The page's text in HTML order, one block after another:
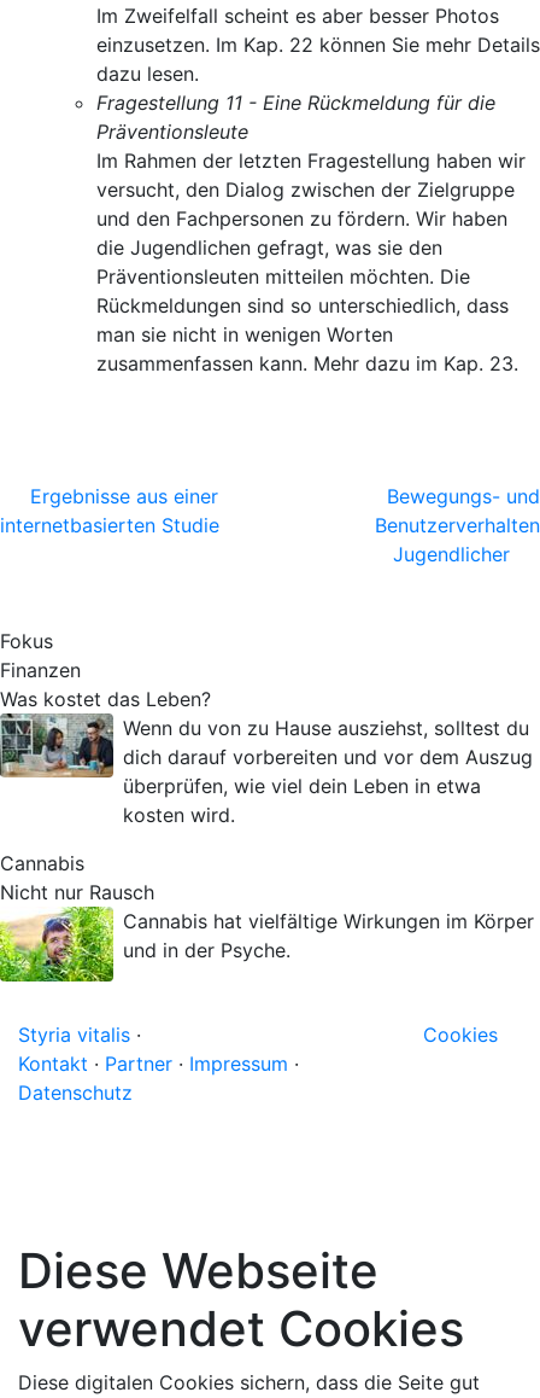
Im Zweifelfall scheint es aber besser Photos
einzusetzen. Im Kap. 22 können Sie mehr Details
dazu lesen.
Fragestellung 11 - Eine Rückmeldung für die
Präventionsleute
Im Rahmen der letzten Fragestellung haben wir
versucht, den Dialog zwischen der Zielgruppe
und den Fachpersonen zu fördern. Wir haben
die Jugendlichen gefragt, was sie den
Präventionsleuten mitteilen möchten. Die
Rückmeldungen sind so unterschiedlich, dass
man sie nicht in wenigen Worten
zusammenfassen kann. Mehr dazu im Kap. 23.
Ergebnisse aus einer
internetbasierten Studie
Bewegungs- und
Benutzerverhalten
Jugendlicher
Fokus
Finanzen
Was kostet das Leben?
Wenn du von zu Hause ausziehst, solltest du
dich darauf vorbereiten und vor dem Auszug
überprüfen, wie viel dein Leben in etwa
kosten wird.
Cannabis
Nicht nur Rausch
Cannabis hat vielfältige Wirkungen im Körper
und in der Psyche.
Styria vitalis ·
Kontakt · Partner · Impressum ·
Datenschutz
Cookies
Diese Webseite
verwendet Cookies
Diese digitalen Cookies sichern, dass die Seite gut